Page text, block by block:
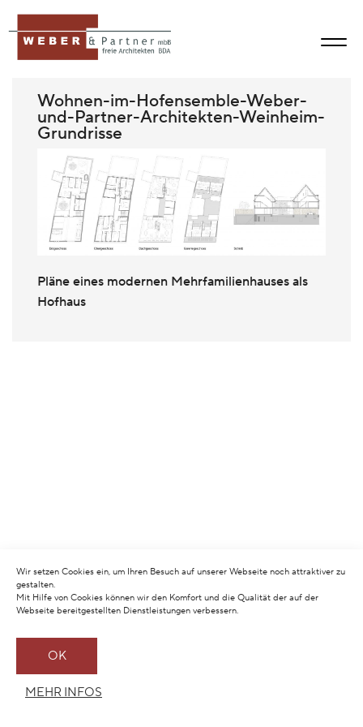
Wir setzen Cookies ein, um Ihren Besuch auf unserer Webseite noch attraktiver zu
gestalten.
Mit Hilfe von Cookies können wir den Komfort und die Qualität der auf der
Webseite bereitgestellten Dienstleistungen verbessern.
OK
MEHR INFOS
Wohnen-im-Hofensemble-Weber-
und-Partner-Architekten-Weinheim-
Grundrisse
Pläne eines modernen Mehrfamilienhauses als
Hofhaus